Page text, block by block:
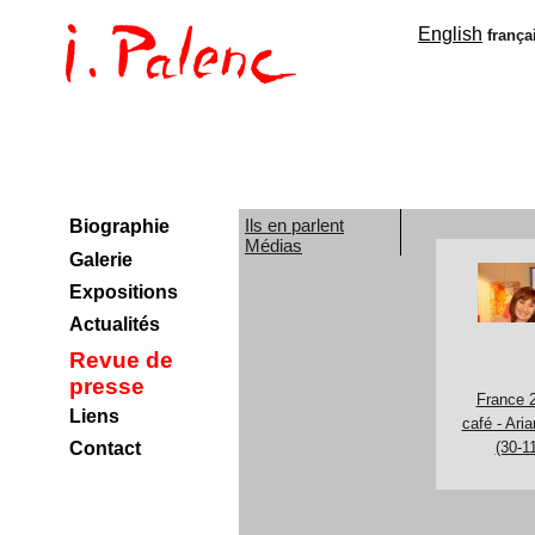
English
Ils en parlent
Médias
France
café -
(30-
Biographie
Galerie
Expositions
Actualités
Revue de
presse
Liens
Contact